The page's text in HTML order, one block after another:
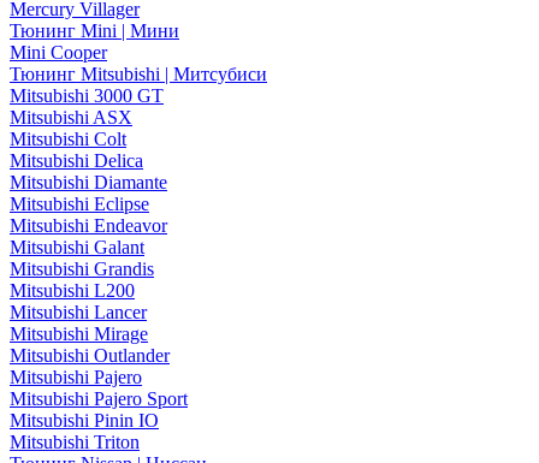
Mercury Villager
Тюнинг Mini | Мини
Mini Cooper
Тюнинг Mitsubishi | Митсубиси
Mitsubishi 3000 GT
Mitsubishi ASX
Mitsubishi Colt
Mitsubishi Delica
Mitsubishi Diamante
Mitsubishi Eclipse
Mitsubishi Endeavor
Mitsubishi Galant
Mitsubishi Grandis
Mitsubishi L200
Mitsubishi Lancer
Mitsubishi Mirage
Mitsubishi Outlander
Mitsubishi Pajero
Mitsubishi Pajero Sport
Mitsubishi Pinin IO
Mitsubishi Triton